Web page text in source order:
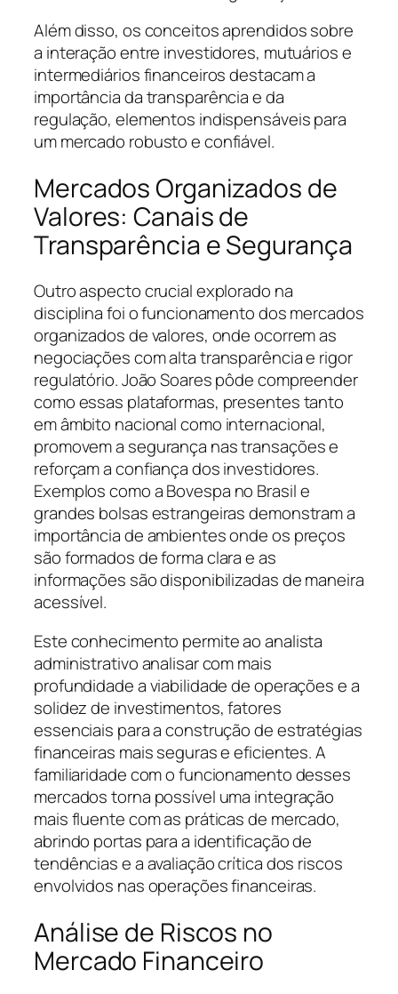
Além disso, os conceitos aprendidos sobre
a interação entre investidores, mutuários e
intermediários financeiros destacam a
importância da transparência e da
regulação, elementos indispensáveis para
um mercado robusto e confiável.
Mercados Organizados de
Valores: Canais de
Transparência e Segurança
Outro aspecto crucial explorado na
disciplina foi o funcionamento dos mercados
organizados de valores, onde ocorrem as
negociações com alta transparência e rigor
regulatório. João Soares pôde compreender
como essas plataformas, presentes tanto
em âmbito nacional como internacional,
promovem a segurança nas transações e
reforçam a confiança dos investidores.
Exemplos como a Bovespa no Brasil e
grandes bolsas estrangeiras demonstram a
importância de ambientes onde os preços
são formados de forma clara e as
informações são disponibilizadas de maneira
acessível.
Este conhecimento permite ao analista
administrativo analisar com mais
profundidade a viabilidade de operações e a
solidez de investimentos, fatores
essenciais para a construção de estratégias
financeiras mais seguras e eficientes. A
familiaridade com o funcionamento desses
mercados torna possível uma integração
mais fluente com as práticas de mercado,
abrindo portas para a identificação de
tendências e a avaliação crítica dos riscos
envolvidos nas operações financeiras.
Análise de Riscos no
Mercado Financeiro